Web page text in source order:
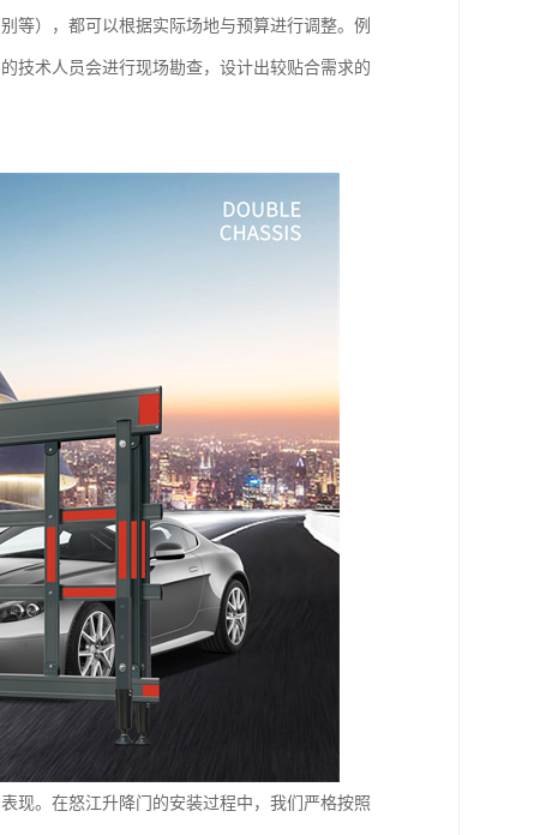
等），都可以根据实际场地与预算进行调整。例
技术人员会进行现场勘查，设计出较贴合需求的
现。在怒江升降门的安装过程中，我们严格按照